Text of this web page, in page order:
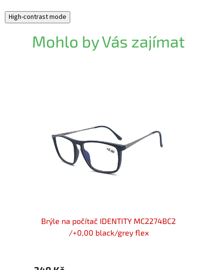
High-contrast mode
Mohlo by Vás zajímat
Brýle na počítač IDENTITY MC2274BC2
/+0,00 black/grey flex